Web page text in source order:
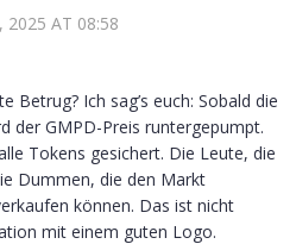
2025 AT 08:58
Betrug? Ich sag’s euch: Sobald die
der GMPD-Preis runtergepumpt.
Tokens gesichert. Die Leute, die
Dummen, die den Markt
können. Das ist nicht
mit einem guten Logo.